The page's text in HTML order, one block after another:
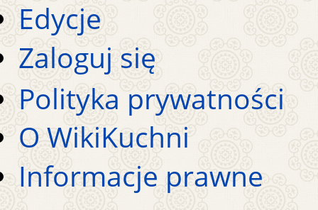
Edycje
Zaloguj się
Polityka prywatności
O WikiKuchni
Informacje prawne